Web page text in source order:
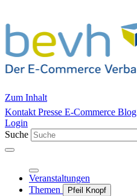
Zum Inhalt
Kontakt Presse E-Commerce Blog
Login
Suche
Veranstaltungen
Themen
Pfeil Knopf